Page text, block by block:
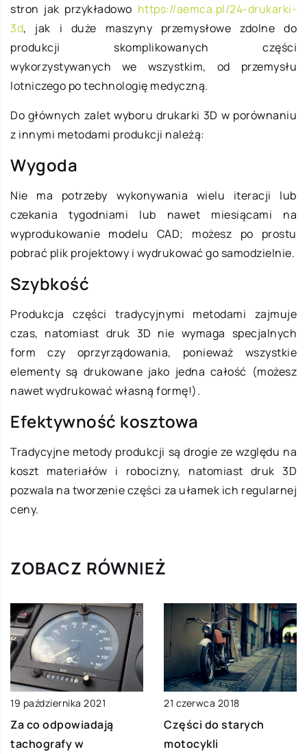
stron jak przykładowo https://aemca.pl/24-drukarki-
3d, jak i duże maszyny przemysłowe zdolne do
produkcji skomplikowanych części
wykorzystywanych we wszystkim, od przemysłu
lotniczego po technologię medyczną.
Do głównych zalet wyboru drukarki 3D w porównaniu
z innymi metodami produkcji należą:
Wygoda
Nie ma potrzeby wykonywania wielu iteracji lub
czekania tygodniami lub nawet miesiącami na
wyprodukowanie modelu CAD; możesz po prostu
pobrać plik projektowy i wydrukować go samodzielnie.
Szybkość
Produkcja części tradycyjnymi metodami zajmuje
czas, natomiast druk 3D nie wymaga specjalnych
form czy oprzyrządowania, ponieważ wszystkie
elementy są drukowane jako jedna całość (możesz
nawet wydrukować własną formę!).
Efektywność kosztowa
Tradycyjne metody produkcji są drogie ze względu na
koszt materiałów i robocizny, natomiast druk 3D
pozwala na tworzenie części za ułamek ich regularnej
ceny.
ZOBACZ RÓWNIEŻ
19 października 2021
Za co odpowiadają
tachografy w
21 czerwca 2018
Części do starych
motocykli